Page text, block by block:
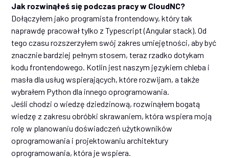
Jak rozwinąłeś się podczas pracy w CloudNC?
Dołączyłem jako programista frontendowy, który tak
naprawdę pracował tylko z Typescript (Angular stack). Od
tego czasu rozszerzyłem swój zakres umiejętności, aby być
znacznie bardziej pełnym stosem, teraz rzadko dotykam
kodu frontendowego. Kotlin jest naszym językiem chleba i
masła dla usług wspierających, które rozwijam, a także
wybrałem Python dla innego oprogramowania.
Jeśli chodzi o wiedzę dziedzinową, rozwinąłem bogatą
wiedzę z zakresu obróbki skrawaniem, która wspiera moją
rolę w planowaniu doświadczeń użytkowników
oprogramowania i projektowaniu architektury
oprogramowania, która je wspiera.